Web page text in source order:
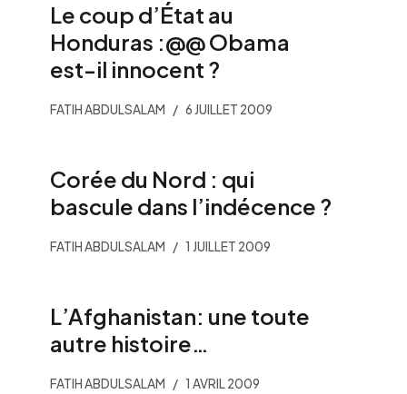
Le coup d’État au
Honduras :@@ Obama
est-il innocent ?
FATIH ABDULSALAM 6 JUILLET 2009
Corée du Nord : qui
bascule dans l’indécence ?
FATIH ABDULSALAM 1 JUILLET 2009
L’Afghanistan: une toute
autre histoire…
FATIH ABDULSALAM 1 AVRIL 2009